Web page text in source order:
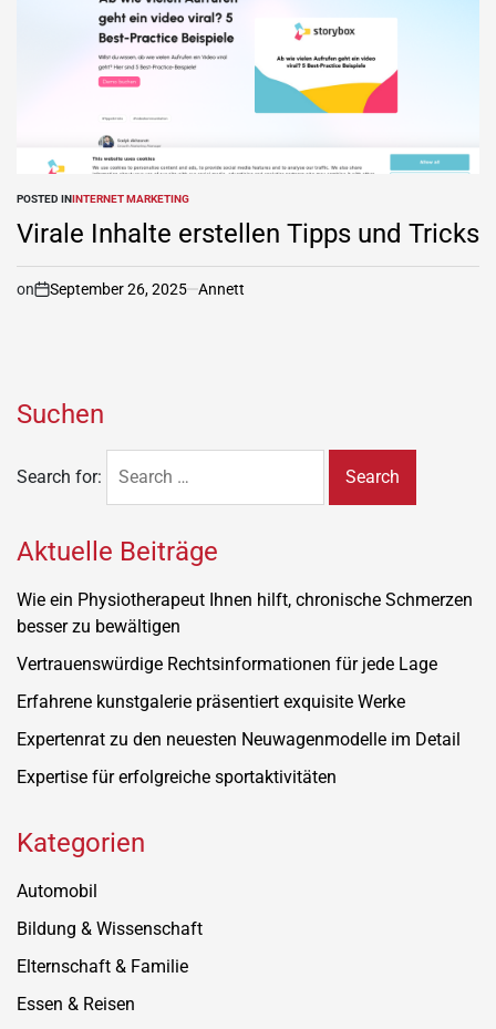
POSTED ININTERNET MARKETING
Virale Inhalte erstellen Tipps und Tricks
on September 26, 2025 Annett
Suchen
Search for:
Aktuelle Beiträge
Wie ein Physiotherapeut Ihnen hilft, chronische Schmerzen
besser zu bewältigen
Vertrauenswürdige Rechtsinformationen für jede Lage
Erfahrene kunstgalerie präsentiert exquisite Werke
Expertenrat zu den neuesten Neuwagenmodelle im Detail
Expertise für erfolgreiche sportaktivitäten
Kategorien
Automobil
Bildung & Wissenschaft
Elternschaft & Familie
Essen & Reisen